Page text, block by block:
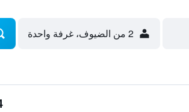
2 من الضيوف، غرفة واحدة